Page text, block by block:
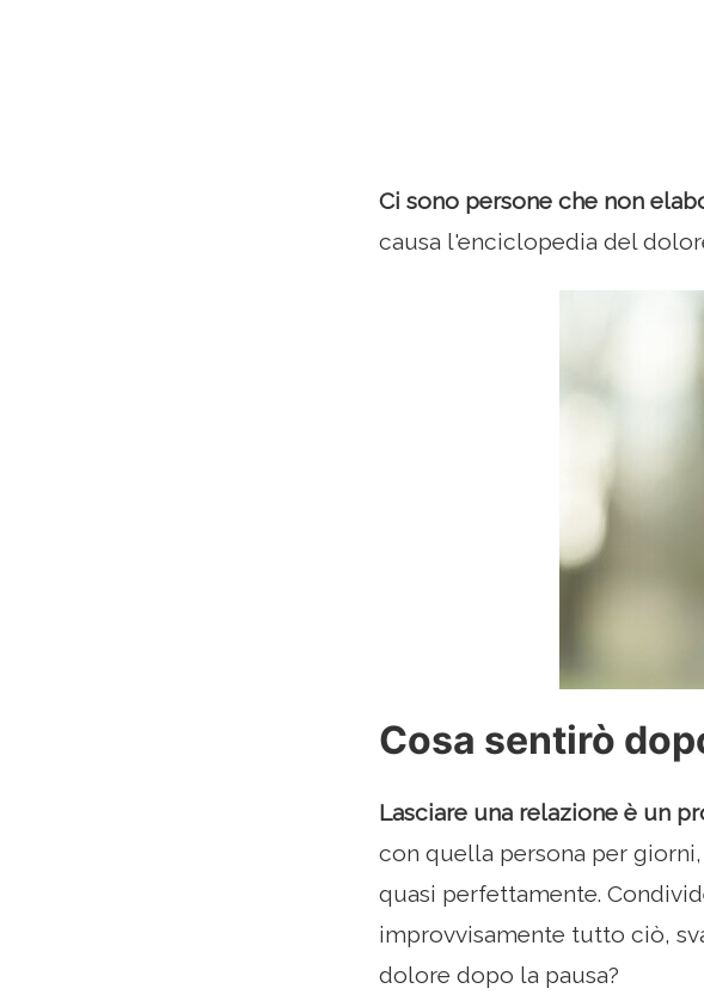
Ci sono persone che non
causa l'enciclopedia del
Cosa sentirò
Lasciare una relazione è un
con quella persona per
quasi perfettamente.
improvvisamente tutto ciò,
dolore dopo la pausa?